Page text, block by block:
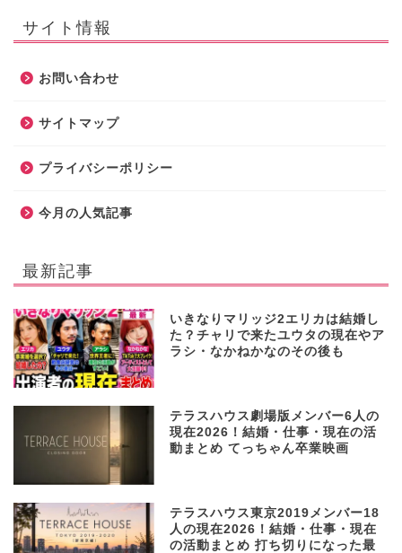
サイト情報
お問い合わせ
サイトマップ
プライバシーポリシー
今月の人気記事
最新記事
いきなりマリッジ2エリカは結婚し
た？チャリで来たユウタの現在やア
ラシ・なかねかなのその後も
テラスハウス劇場版メンバー6人の
現在2026！結婚・仕事・現在の活
動まとめ てっちゃん卒業映画
テラスハウス東京2019メンバー18
人の現在2026！結婚・仕事・現在
の活動まとめ 打ち切りになった最